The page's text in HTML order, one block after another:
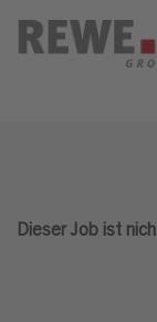
Dieser Job ist